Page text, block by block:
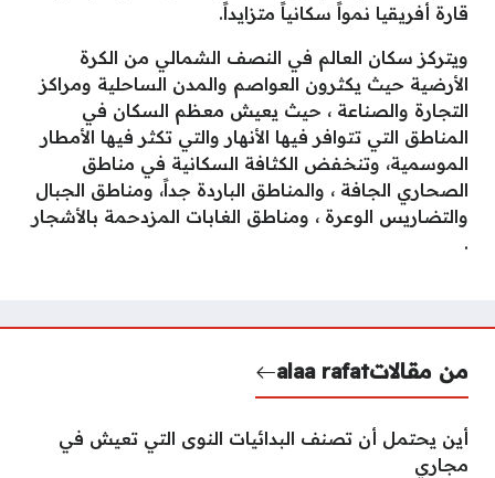
قارة أفريقيا نمواً سكانياً متزايداً.
ويتركز سكان العالم في النصف الشمالي من الكرة
الأرضية حيث يكثرون العواصم والمدن الساحلية ومراكز
التجارة والصناعة ، حيث يعيش معظم السكان في
المناطق التي تتوافر فيها الأنهار والتي تكثر فيها الأمطار
الموسمية، وتنخفض الكثافة السكانية في مناطق
الصحاري الجافة ، والمناطق الباردة جداً، ومناطق الجبال
والتضاريس الوعرة ، ومناطق الغابات المزدحمة بالأشجار
.
من مقالاتalaa rafat
أين يحتمل أن تصنف البدائيات النوى التي تعيش في
مجاري